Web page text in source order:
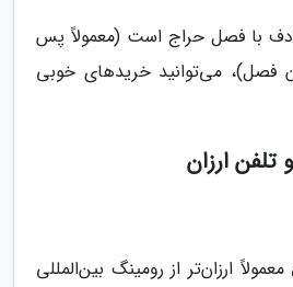
با فصل حراج است (معمولاً پس
فصل)، می‌توانید خریدهای خوبی
تلفن ارزان
ارزان‌تر از رومینگ بین‌المللی